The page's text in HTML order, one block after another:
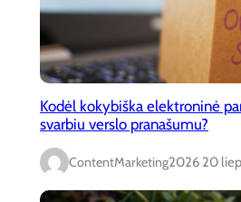
Kodėl kokybiška elektroninė
svarbiu verslo pranašumu?
ContentMarketing2026 20